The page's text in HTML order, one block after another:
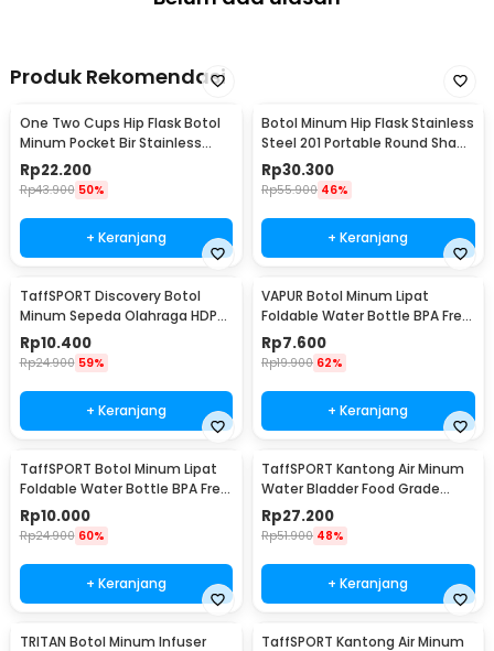
Produk Rekomendasi
One Two Cups Hip Flask Botol
Minum Pocket Bir Stainless
Steel 201 8oz - MS351
Rp22.200
Rp43.900 50%
+ Keranjang
Botol Minum Hip Flask Stainless
Steel 201 Portable Round Shape
150ml - B-5
Rp30.300
Rp55.900 46%
+ Keranjang
TaffSPORT Discovery Botol
Minum Sepeda Olahraga HDPE
Dust Cover 650ml - 3026
Rp10.400
Rp24.900 59%
+ Keranjang
VAPUR Botol Minum Lipat
Foldable Water Bottle BPA Free
Karabiner 500ml - V5
Rp7.600
Rp19.900 62%
+ Keranjang
TaffSPORT Botol Minum Lipat
Foldable Water Bottle BPA Free
700ml - S29
Rp10.000
Rp24.900 60%
+ Keranjang
TaffSPORT Kantong Air Minum
Water Bladder Food Grade
Hydration Bag 2L - SD16
Rp27.200
Rp51.900 48%
+ Keranjang
TRITAN Botol Minum Infuser
TaffSPORT Kantong Air Minum